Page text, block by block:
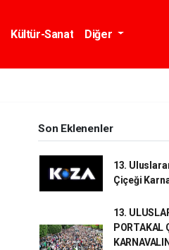
Kültür-Sanat Diğer
Son Eklenenler
13.
Çiçeği
13.
PORTAKAL